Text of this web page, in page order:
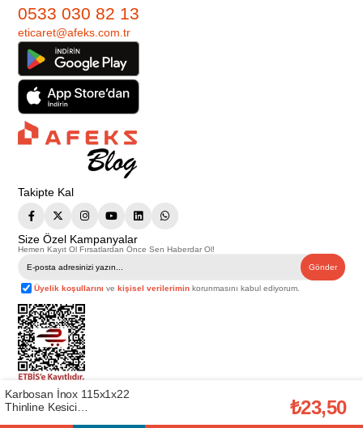
0533 030 82 13
eticaret@afeks.com.tr
Takipte Kal
Size Özel Kampanyalar
Hemen Kayıt Ol Fırsatlardan Önce Sen Haberdar Ol!
Gönder
Üyelik koşullarını vekişisel verilerimin korunmasını kabul ediyorum.
Telif Hakkı © 2026
. Tüm hakları saklıdır.
Bu web sitesindeki tüm ürünler ticari amaçlıdır. Web sitemizde yer alan
görsel ve yazılı içerikler firmamıza ait olup, firmamızın yazılı izni alınmadan
Karbosan İnox 115x1x22
Thinline Kesici
₺23,50